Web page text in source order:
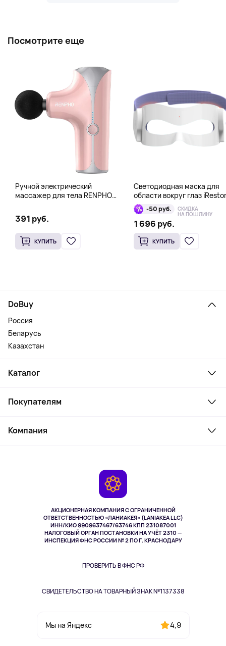
Посмотрите еще
Ручной электрический
массажер для тела RENPHO
391 руб.
КУПИТЬ
Светодиодная маска для
области вокруг глаз
Illumina LED Eye Mask
-50 руб. СКИДКА
НА ПОШЛИНУ
1 696 руб.
КУПИТЬ
АКЦИОНЕРНАЯ КОМПАНИЯ С ОГРАНИЧЕННОЙ
ОТВЕТСТВЕННОСТЬЮ «ЛАНИАКЕЯ» (LANIAKEA LLC)
ИНН/КИО 9909637467/63746 КПП 231087001
НАЛОГОВЫЙ ОРГАН ПОСТАНОВКИ НА УЧЁТ 2310 —
ИНСПЕКЦИЯ ФНС РОССИИ № 2 ПО Г. КРАСНОДАРУ
ПРОВЕРИТЬ В ФНС РФ
СВИДЕТЕЛЬСТВО НА ТОВАРНЫЙ ЗНАК №1137338
Мы на Яндекс 4,9
DoBuy
Россия
Беларусь
Казахстан
Каталог
Ноутбуки, мониторы, VR
Косметика и уход
Здоровье питомцев
Одежда и аксессуары
Покупателям
Как заказать
Компания